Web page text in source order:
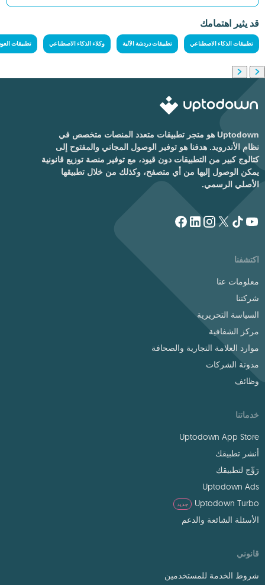
قد يثير اهتمامك
تطبيقات الذكاء الاصطناعي تطبيقات دردشة الآلية وكلاء الذكاء الاصطناعي تطبيقات
Uptodown هو متجر تطبيقات متعدد المنصات متخصص في
نظام الأندرويد. هدفنا هو توفير الوصول المجاني والمفتوح إلى
كتالوج كبير من التطبيقات دون قيود، مع توفير منصة توزيع قانونية
يمكن الوصول إليها من أي متصفح، وكذلك من خلال تطبيقها
الأصلي الرسمي.
اكتشفنا
معلومات عنا
شركتنا
السياسة التحريرية
مركز الشفافية
موارد العلامة التجارية والصحافة
مدونة الشركات
وظائف
خدماتنا
Uptodown App Store
أنشر تطبيقك
رَوِّج لتطبيقك
Uptodown Ads
Uptodown Turbo
جديد
الأسئلة الشائعة والدعم
قانوني
شروط الخدمة للمستخدمين